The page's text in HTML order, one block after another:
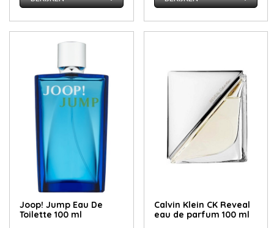
Joop! Jump Eau De
Toilette 100 ml
Calvin Klein CK Reveal
eau de parfum 100 ml